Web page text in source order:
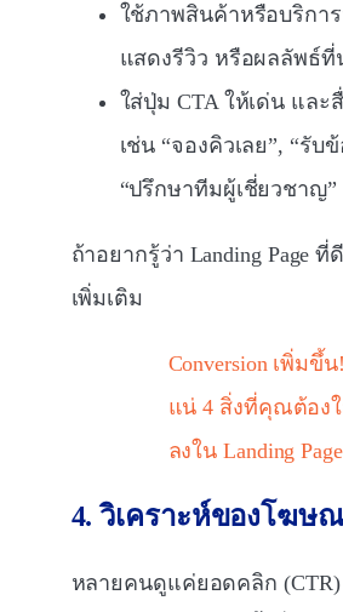
ใช้ภาพสินค้าหรือบริกา
แสดงรีวิว หรือผลลัพธ์ที่
ใส่ปุ่ม CTA ให้เด่น และ
เช่น “จองคิวเลย”, “รับ
“ปรึกษาทีมผู้เชี่ยวชาญ”
ถ้าอยากรู้ว่า Landing Page
เพิ่มเติม
Conversion เพิ่มขึ้น!
แน่ 4 สิ่งที่คุณต้อง
ลงใน Landing Page
4. วิเคราะห์ของโฆษ
หลายคนดูแค่ยอดคลิก